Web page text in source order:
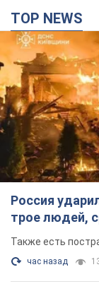
TOP NEWS
Россия
трое людей,
Также есть
час назад